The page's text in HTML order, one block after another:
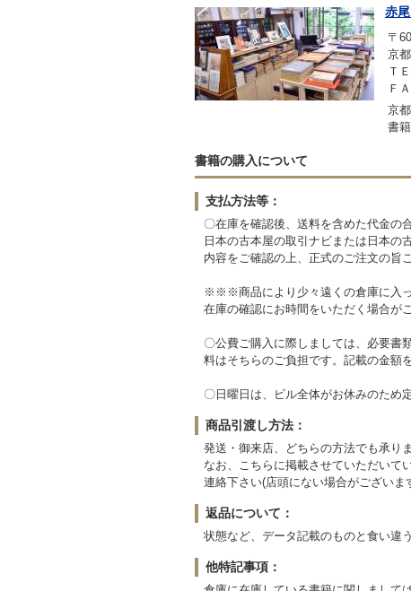
赤
〒
京
Ｔ
Ｆ
京
書
書籍の購入について
支払方法等：
〇在庫を確認後、送料を含めた代金の
日本の古本屋の取引ナビまたは日本の
内容をご確認の上、正式のご注文の旨
※※※商品により少々遠くの倉庫に入っ
在庫の確認にお時間をいただく場合が
〇公費ご購入に際しましては、必要書
料はそちらのご負担です。記載の金額
〇日曜日は、ビル全体がお休みのため
商品引渡し方法：
発送・御来店、どちらの方法でも承り
なお、こちらに掲載させていただいて
連絡下さい(店頭にない場合がございま
返品について：
状態など、データ記載のものと食い違
他特記事項：